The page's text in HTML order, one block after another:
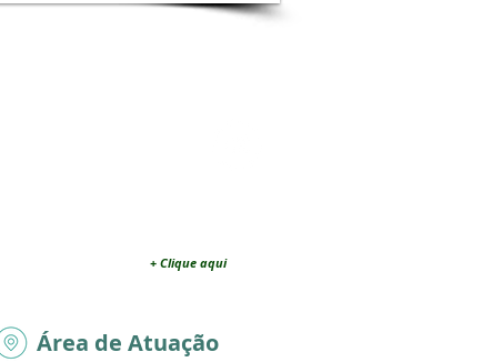
+ Clique aqui
Área de Atuação